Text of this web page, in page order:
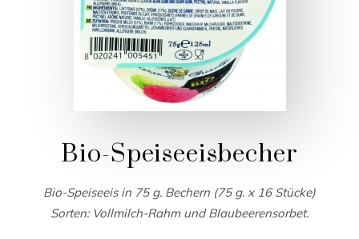
Bio-Speiseeisbecher
Bio-Speiseeis in 75 g. Bechern (75 g. x 16 Stücke)
Sorten: Vollmilch-Rahm und Blaubeerensorbet.